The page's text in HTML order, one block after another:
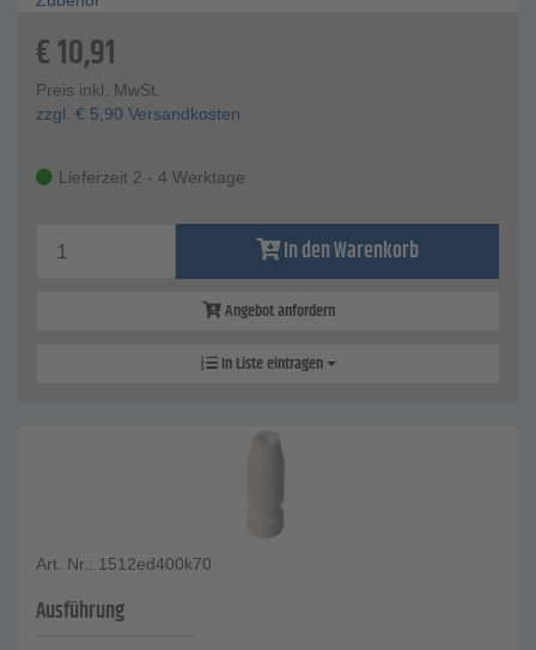
€10,91
Preis inkl. MwSt.
zzgl. € 5,90 Versandkosten
Lieferzeit 2 - 4 Werktage
In den Warenkorb
Angebot anfordern
In Liste eintragen
Art. Nr.: 1512ed400k70
Ausführung